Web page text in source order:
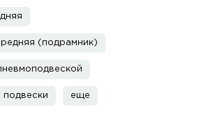
(подрамник)
подвески еще